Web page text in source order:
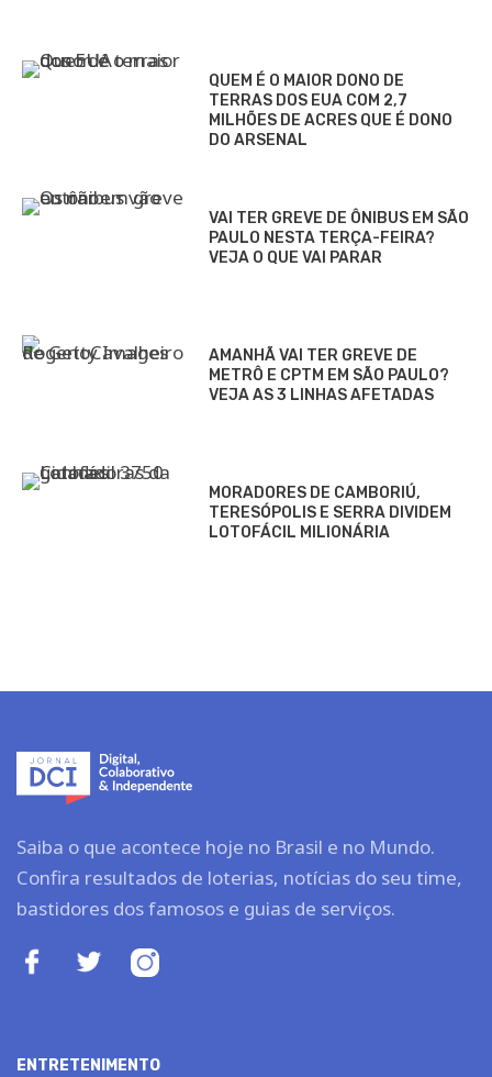
QUEM É O MAIOR DONO DE
TERRAS DOS EUA COM 2,7
MILHÕES DE ACRES QUE É DONO
DO ARSENAL
VAI TER GREVE DE ÔNIBUS EM SÃO
PAULO NESTA TERÇA-FEIRA?
VEJA O QUE VAI PARAR
AMANHÃ VAI TER GREVE DE
METRÔ E CPTM EM SÃO PAULO?
VEJA AS 3 LINHAS AFETADAS
MORADORES DE CAMBORIÚ,
TERESÓPOLIS E SERRA DIVIDEM
LOTOFÁCIL MILIONÁRIA
Saiba o que acontece hoje no Brasil e no Mundo.
Confira resultados de loterias, notícias do seu time,
bastidores dos famosos e guias de serviços.
ENTRETENIMENTO